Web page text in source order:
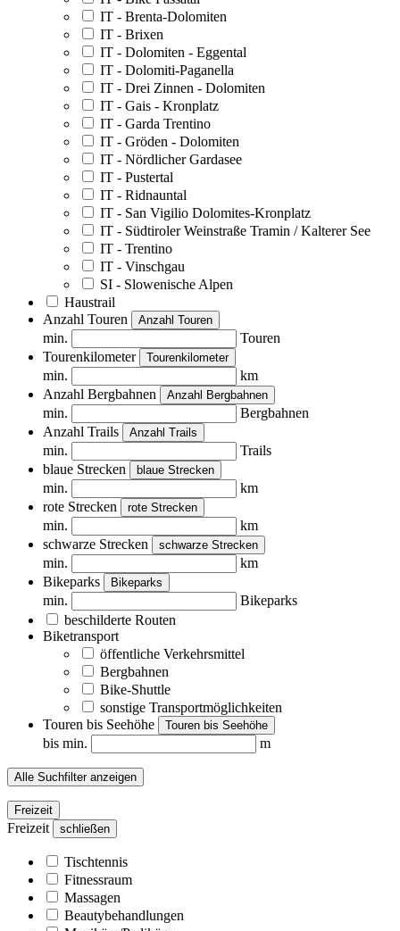
IT - Brenta-Dolomiten
IT - Brixen
IT - Dolomiten - Eggental
IT - Dolomiti-Paganella
IT - Drei Zinnen - Dolomiten
IT - Gais - Kronplatz
IT - Garda Trentino
IT - Gröden - Dolomiten
IT - Nördlicher Gardasee
IT - Pustertal
IT - Ridnauntal
IT - San Vigilio Dolomites-Kronplatz
IT - Südtiroler Weinstraße Tramin / Kalterer See
IT - Trentino
IT - Vinschgau
SI - Slowenische Alpen
Haustrail
Anzahl Touren
Anzahl Touren
min.
Touren
Tourenkilometer
Tourenkilometer
min.
km
Anzahl Bergbahnen
Anzahl Bergbahnen
min.
Bergbahnen
Anzahl Trails
Anzahl Trails
min.
Trails
blaue Strecken
blaue Strecken
min.
km
rote Strecken
rote Strecken
min.
km
schwarze Strecken
schwarze Strecken
min.
km
Bikeparks
Bikeparks
min.
Bikeparks
beschilderte Routen
Biketransport
öffentliche Verkehrsmittel
Bergbahnen
Bike-Shuttle
sonstige Transportmöglichkeiten
Touren bis Seehöhe
Touren bis Seehöhe
bis min. m
Alle Suchfilter anzeigen
Freizeit
Freizeit schließen
Tischtennis
Fitnessraum
Massagen
Beautybehandlungen